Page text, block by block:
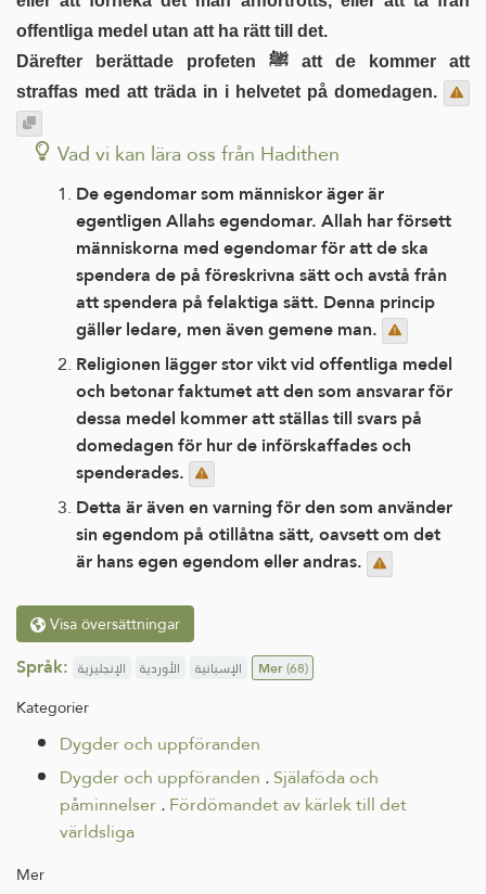
offentliga medel utan att ha rätt till det.
Därefter berättade profeten ﷺ att de kommer att
straffas med att träda in i helvetet på domedagen.
Vad vi kan lära oss från Hadithen
De egendomar som människor äger är
egentligen Allahs egendomar. Allah har försett
människorna med egendomar för att de ska
spendera de på föreskrivna sätt och avstå från
att spendera på felaktiga sätt. Denna princip
gäller ledare, men även gemene man.
Religionen lägger stor vikt vid offentliga medel
och betonar faktumet att den som ansvarar för
dessa medel kommer att ställas till svars på
domedagen för hur de införskaffades och
spenderades.
Detta är även en varning för den som använder
sin egendom på otillåtna sätt, oavsett om det
är hans egen egendom eller andras.
Visa översättningar
Språk: الإنجليزية الأوردية الإسبانية Mer(68)
Kategorier
Dygder och uppföranden
Dygder och uppföranden .Själaföda och
påminnelser.Fördömandet av kärlek till det
världsliga
Mer